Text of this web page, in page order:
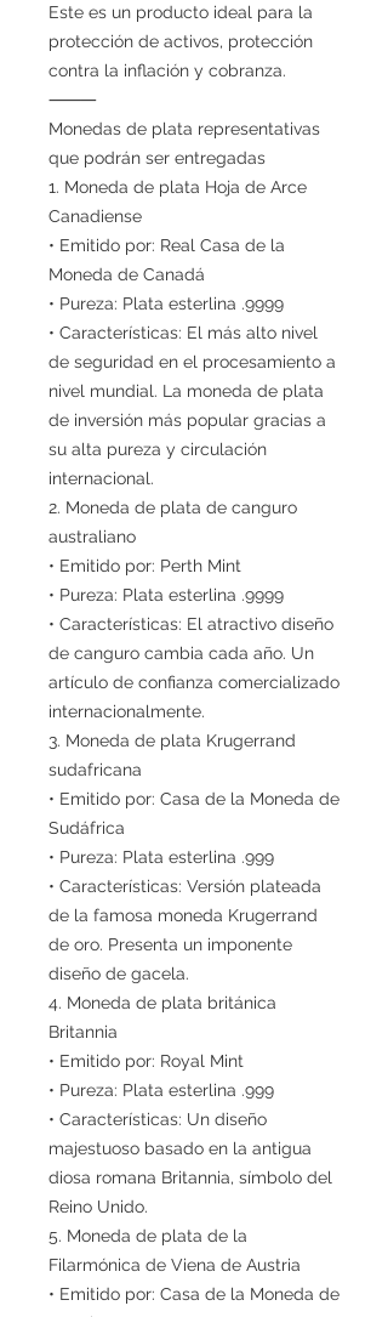
Este es un producto ideal para la
protección de activos, protección
contra la inflación y cobranza.
⸻
Monedas de plata representativas
que podrán ser entregadas
1. Moneda de plata Hoja de Arce
Canadiense
• Emitido por: Real Casa de la
Moneda de Canadá
• Pureza: Plata esterlina .9999
• Características: El más alto nivel
de seguridad en el procesamiento a
nivel mundial. La moneda de plata
de inversión más popular gracias a
su alta pureza y circulación
internacional.
2. Moneda de plata de canguro
australiano
• Emitido por: Perth Mint
• Pureza: Plata esterlina .9999
• Características: El atractivo diseño
de canguro cambia cada año. Un
artículo de confianza comercializado
internacionalmente.
3. Moneda de plata Krugerrand
sudafricana
• Emitido por: Casa de la Moneda de
Sudáfrica
• Pureza: Plata esterlina .999
• Características: Versión plateada
de la famosa moneda Krugerrand
de oro. Presenta un imponente
diseño de gacela.
4. Moneda de plata británica
Britannia
• Emitido por: Royal Mint
• Pureza: Plata esterlina .999
• Características: Un diseño
majestuoso basado en la antigua
diosa romana Britannia, símbolo del
Reino Unido.
5. Moneda de plata de la
Filarmónica de Viena de Austria
• Emitido por: Casa de la Moneda de